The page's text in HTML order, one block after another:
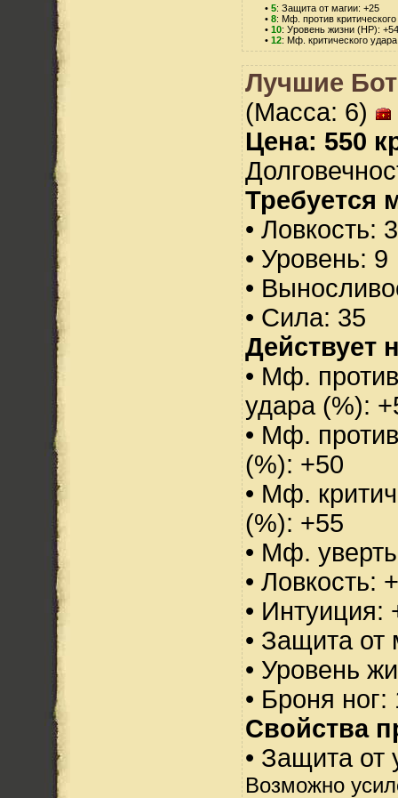
• 5: Защита от магии: +25
• 8: Мф. против
• 10: Уровень жизни (HP): +54
• 12: Мф. критического
Лучшие
(Масса: 6)
Цена: 550
Требуется
• Ловкость:
• Уровень: 9
•
• Сила: 35
Действует
• Мф.
удара (%):
• Мф.
(%): +50
• Мф.
(%): +55
• Мф.
• Ловкость:
• Интуиция:
• Защита от
• Уровень
• Броня
Свойства
• Защита от
Возможно